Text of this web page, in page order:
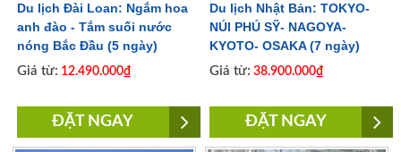
Du lịch Đài Loan: Ngắm hoa
anh đào - Tắm suối nước
nóng Bắc Đầu (5 ngày)
Giá từ: 12.490.000₫
ĐẶT NGAY
Du lịch Nhật Bản: TOKYO-
NÚI PHÚ SỸ- NAGOYA-
KYOTO- OSAKA (7 ngày)
Giá từ: 38.900.000₫
ĐẶT NGAY